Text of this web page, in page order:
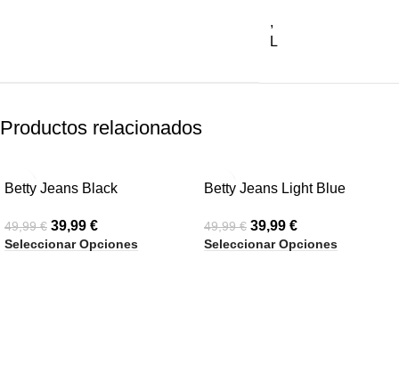
,
L
Productos relacionados
-20%
Betty Jeans Black
49,99€ 39,99 €
Seleccionar Opciones
-20%
Betty Jeans Light Blue
49,99€ 39,99 €
Seleccionar Opciones